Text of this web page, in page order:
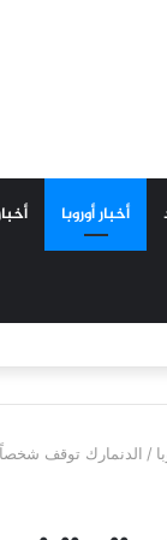
أخبار أوروبا
/ الدنمارك توقف شخصاً